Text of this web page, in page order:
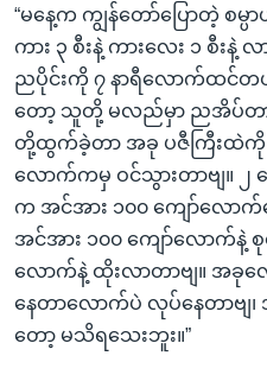
“မနေ့က ကျွန်တော်ပြောတဲ့ စမ္
ကား ၃ စီးနဲ့ ကားလေး ၁ စီးနဲ့
ညပိုင်းကို ၇ နာရီလောက်ထင်တ
တော့ သူတို့ မလည်မှာ ညအိပ်တာ
တို့ထွက်ခဲ့တာ အခု ပဇီကြီးထဲကို ဝင်
လောက်ကမှ ဝင်သွားတာဗျ။ ၂
က အင်အား ၁၀၀ ကျော်လော
အင်အား ၁၀၀ ကျော်လောက်နဲ့ စု
လောက်နဲ့ ထိုးလာတာဗျ။ အခု
နေတာလောက်ပဲ လုပ်နေတာဗျ၊
တော့ မသိရသေးဘူး။”